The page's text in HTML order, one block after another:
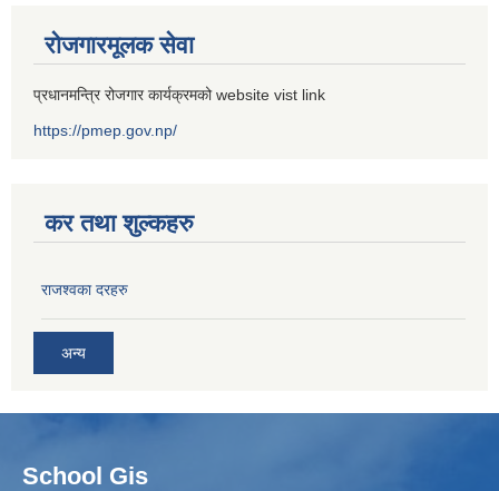
रोजगारमूलक सेवा
प्रधानमन्त्रि रोजगार कार्यक्रमको website vist link
https://pmep.gov.np/
कर तथा शुल्कहरु
राजश्वका दरहरु
अन्य
School Gis